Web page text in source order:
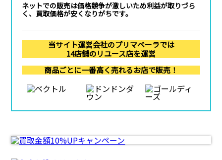
ネットでの販売は価格競争が激しいため利益が取りづら
く、買取価格が安くなりがちです。
当サイト運営会社のプリマベーラでは
14店舗のリユース店を運営
商品ごとに一番高く売れるお店で販売！